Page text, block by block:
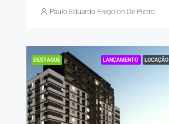
Paulo Eduardo Fregolon De Pietro
DESTAQUE LANÇAMENTO LOCAÇÃO